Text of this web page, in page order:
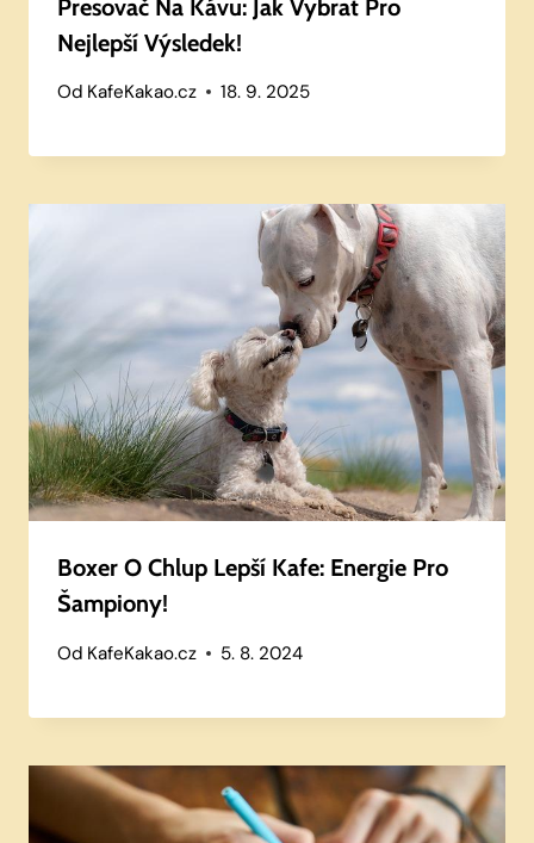
Presovač Na Kávu: Jak Vybrat Pro
Nejlepší Výsledek!
Od KafeKakao.cz 18. 9. 2025
Boxer O Chlup Lepší Kafe: Energie Pro
Šampiony!
Od KafeKakao.cz 5. 8. 2024